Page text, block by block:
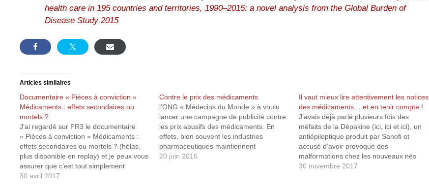
health care in 195 countries and territories, 1990–2015: a novel analysis from the Global Burden of
Disease Study 2015
Articles similaires
Documentaire « Pièces à conviction »
Médicaments : effets secondaires ou
mortels ?
J’ai regardé sur FR3 le documentaire
« Pièces à conviction » Médicaments :
effets secondaires ou mortels ? (hélas,
plus disponible en replay) et je peux vous
assurer que c’est tout simplement
effrayant le peu de cas que les labos et
30 avril 2017
Contre le prix des médicaments
l'ONG « Médecins du Monde » à voulu
lancer une campagne de publicité contre
les prix abusifs des médicaments. En
effets, bien souvent les industries
pharmaceutiques maintiennent
artificiellement des prix élevés, comme
20 juin 2016
Il vaut mieux lire attentivement les notices
des médicaments… et en tenir compte !
J’avais déjà parlé plusieurs fois des
méfaits de la Dépakine (ici, ici et ici), un
antiépileptique produit par Sanofi et
accusé d’avoir provoqué des
malformations chez les nouveaux nés
alors qu’il était prescrit à de nombreuses
30 novembre 2017